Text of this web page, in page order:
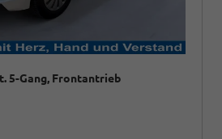
5-Gang, Frontantrieb